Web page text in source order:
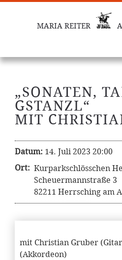
MARIA REITER
„SONATEN,
GSTANZL“
MIT
Datum: 14. Juli 2023 20:00
Ort: Kurparkschlösschen
Scheuermannstraße 3
82211 Herrsching am
mit Christian Gruber
(Akkordeon)